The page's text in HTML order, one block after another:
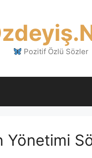
Pozitif Özlü Sözler
Yönetimi